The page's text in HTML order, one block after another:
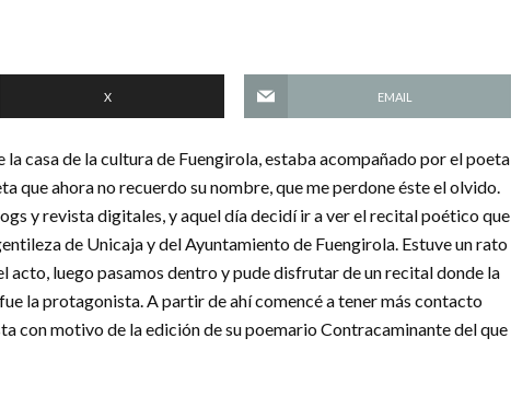
X EMAIL
la casa de la cultura de Fuengirola, estaba acompañado por el poeta
que ahora no recuerdo su nombre, que me perdone éste el olvido.
y revista digitales, y aquel día decidí ir a ver el recital poético que
de Unicaja y del Ayuntamiento de Fuengirola. Estuve un rato
acto, luego pasamos dentro y pude disfrutar de un recital donde la
la protagonista. A partir de ahí comencé a tener más contacto
con motivo de la edición de su poemario Contracaminante del que